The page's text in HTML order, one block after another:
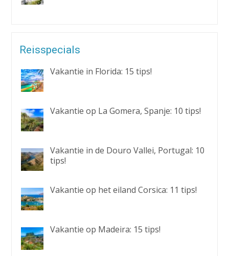
Reisspecials
Vakantie in Florida: 15 tips!
Vakantie op La Gomera, Spanje: 10 tips!
Vakantie in de Douro Vallei, Portugal: 10
tips!
Vakantie op het eiland Corsica: 11 tips!
Vakantie op Madeira: 15 tips!